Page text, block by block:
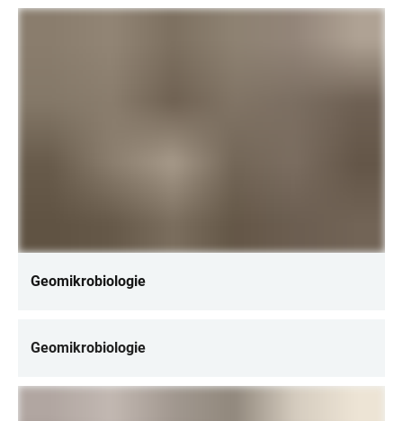
Geomikrobiologie
Geomikrobiologie